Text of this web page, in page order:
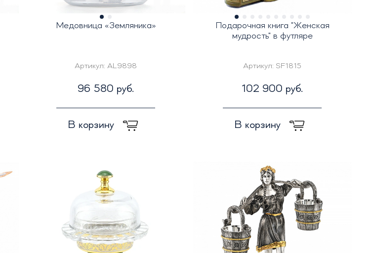
Медовница «Земляника»
Артикул:AL9898
96 580 руб.
В корзину
Подарочная книга "Женская
мудрость" в футляре
Артикул: SF1815
102 900 руб.
В корзину